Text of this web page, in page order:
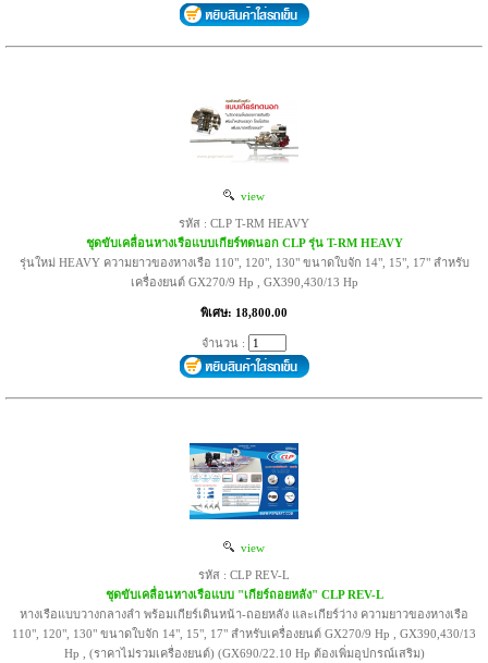
view
รหัส : CLP T-RM HEAVY
ชุดขับเคลื่อนหางเรือแบบเกียร์ทดนอก CLP รุ่น T-RM HEAVY
รุ่นใหม่ HEAVY ความยาวของหางเรือ 110", 120", 130" ขนาดใบจัก 14", 15", 17" สำหรับ
เครื่องยนต์ GX270/9 Hp , GX390,430/13 Hp
พิเศษ: 18,800.00
จำนวน :
view
รหัส : CLP REV-L
ชุดขับเคลื่อนหางเรือแบบ "เกียร์ถอยหลัง" CLP REV-L
หางเรือแบบวางกลางลำ พร้อมเกียร์เดินหน้า-ถอยหลัง และเกียร์ว่าง ความยาวของหางเรือ
110", 120", 130" ขนาดใบจัก 14", 15", 17" สำหรับเครื่องยนต์ GX270/9 Hp , GX390,430/13
Hp , (ราคาไม่รวมเครื่องยนต์) (GX690/22.10 Hp ต้องเพิ่มอุปกรณ์เสริม)